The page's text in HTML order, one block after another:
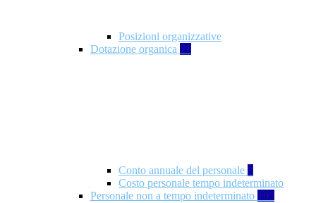
Posizioni organizzative
Dotazione organica 21
Conto annuale del personale 8
Costo personale tempo indeterminato
Personale non a tempo indeterminato 105